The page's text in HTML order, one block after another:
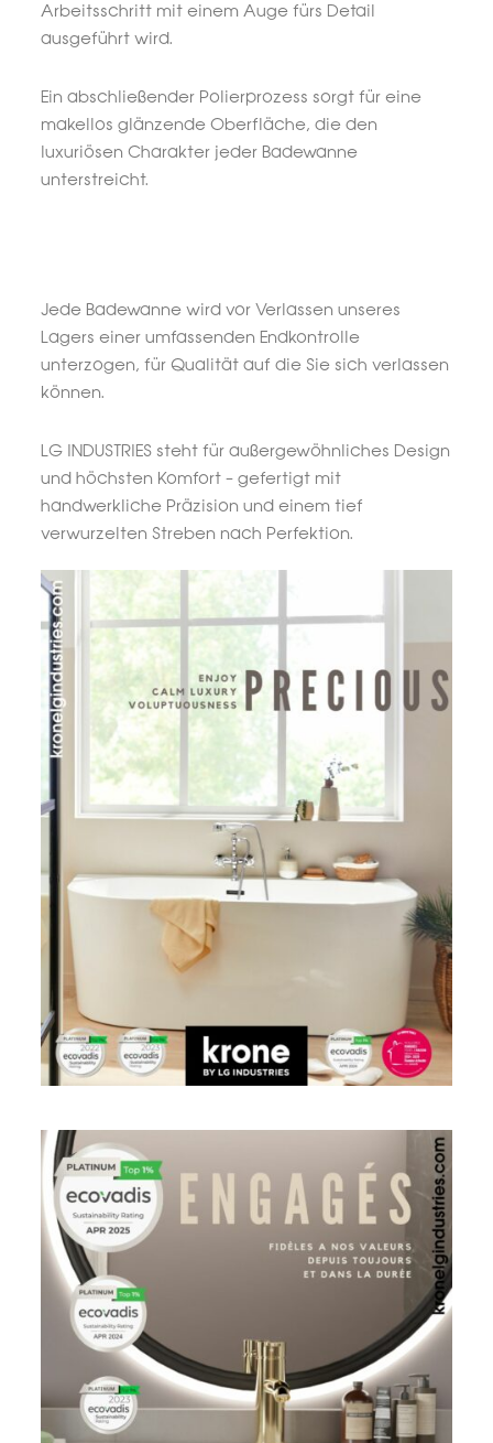
Arbeitsschritt mit einem Auge fürs Detail
ausgeführt wird.
Ein abschließender Polierprozess sorgt für eine
makellos glänzende Oberfläche, die den
luxuriösen Charakter jeder Badewanne
unterstreicht.
Jede Badewanne wird vor Verlassen unseres
Lagers einer umfassenden Endkontrolle
unterzogen, für Qualität auf die Sie sich verlassen
können.
LG INDUSTRIES steht für außergewöhnliches Design
und höchsten Komfort – gefertigt mit
handwerkliche Präzision und einem tief
verwurzelten Streben nach Perfektion.